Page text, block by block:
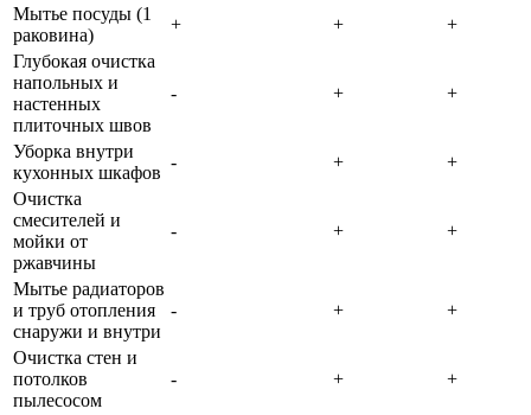
Мытье посуды (1
раковина)
+ +
+
Глубокая очистка
напольных и
настенных
плиточных швов
- + +
Уборка внутри
кухонных шкафов
- +
+
Очистка
смесителей и
мойки от
ржавчины
- + +
Мытье радиаторов
и труб отопления
снаружи и внутри
- + +
Очистка стен и
потолков
пылесосом
- + +